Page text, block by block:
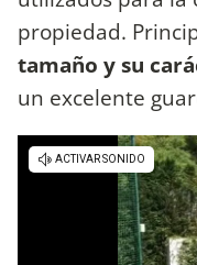
propiedad.
tamaño y su
un excelente